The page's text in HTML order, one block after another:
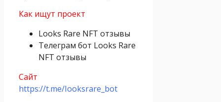
Как ищут проект
Looks Rare NFT отзывы
Телеграм бот Looks Rare
NFT отзывы
Сайт
https://t.me/Iooksrare_bot